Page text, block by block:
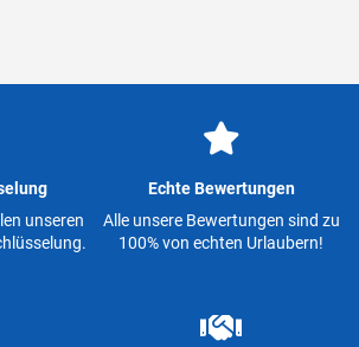
unseren
Echte Bewertungen
Alle unsere Bewertungen sind zu
100% von echten Urlaubern!